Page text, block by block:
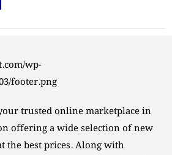
trusted online marketplace in
offering a wide selection of new
the best prices. Along with